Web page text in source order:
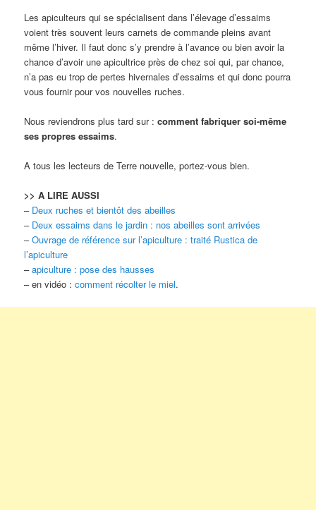
Les apiculteurs qui se spécialisent dans l’élevage d’essaims
voient très souvent leurs carnets de commande pleins avant
même l’hiver. Il faut donc s’y prendre à l’avance ou bien avoir la
chance d’avoir une apicultrice près de chez soi qui, par chance,
n’a pas eu trop de pertes hivernales d’essaims et qui donc pourra
vous fournir pour vos nouvelles ruches.
Nous reviendrons plus tard sur :comment fabriquer soi-même
ses propres essaims.
A tous les lecteurs de Terre nouvelle, portez-vous bien.
>> A LIRE AUSSI
– Deux ruches et bientôt des abeilles
– Deux essaims dans le jardin : nos abeilles sont arrivées
–Ouvrage de référence sur l’apiculture : traité Rustica de
l’apiculture
–apiculture : pose des hausses
– en vidéo :comment récolter le miel.